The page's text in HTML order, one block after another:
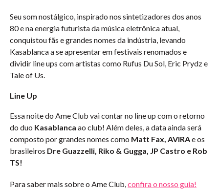
Seu som nostálgico, inspirado nos sintetizadores dos anos
80 e na energia futurista da música eletrônica atual,
conquistou fãs e grandes nomes da indústria, levando
Kasablanca a se apresentar em festivais renomados e
dividir line ups com artistas como Rufus Du Sol, Eric Prydz e
Tale of Us.
Line Up
Essa noite do Ame Club vai contar no line up com o retorno
do duo Kasablanca ao club! Além deles, a data ainda será
composto por grandes nomes como Matt Fax, AVIRAe os
brasileiros Dre Guazzelli, Riko & Gugga, JP Castro e Rob
TS!
Para saber mais sobre o Ame Club,confira o nosso guia!